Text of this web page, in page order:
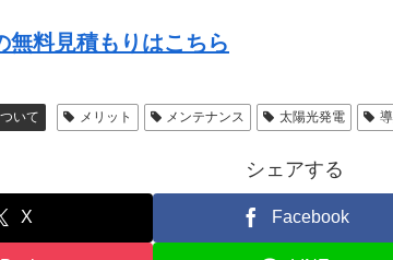
無料見積もりはこちら
いて メリット メンテナンス 太陽光発電
シェアする
X Facebook